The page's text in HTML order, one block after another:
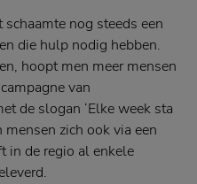
nog steeds een
die hulp nodig hebben.
hoopt men meer mensen
van
de slogan ‘Elke week sta
zich ook via een
in de regio al enkele